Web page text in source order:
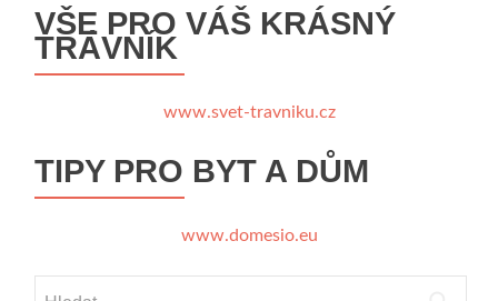
VŠE PRO VÁŠ KRÁSNÝ
TRÁVNÍK
www.svet-travniku.cz
TIPY PRO BYT A DŮM
www.domesio.eu